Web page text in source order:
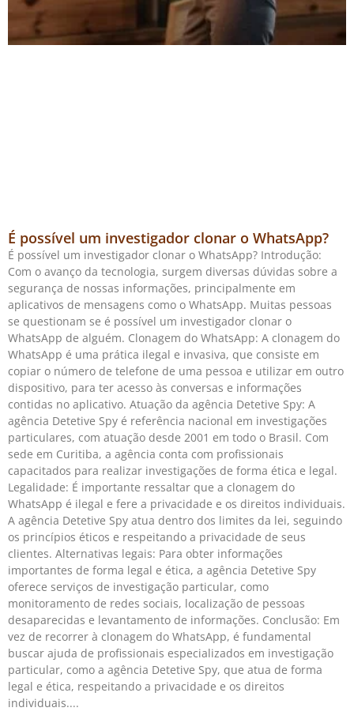
É possível um investigador clonar o WhatsApp?
É possível um investigador clonar o WhatsApp? Introdução:
Com o avanço da tecnologia, surgem diversas dúvidas sobre a
segurança de nossas informações, principalmente em
aplicativos de mensagens como o WhatsApp. Muitas pessoas
se questionam se é possível um investigador clonar o
WhatsApp de alguém. Clonagem do WhatsApp: A clonagem do
WhatsApp é uma prática ilegal e invasiva, que consiste em
copiar o número de telefone de uma pessoa e utilizar em outro
dispositivo, para ter acesso às conversas e informações
contidas no aplicativo. Atuação da agência Detetive Spy: A
agência Detetive Spy é referência nacional em investigações
particulares, com atuação desde 2001 em todo o Brasil. Com
sede em Curitiba, a agência conta com profissionais
capacitados para realizar investigações de forma ética e legal.
Legalidade: É importante ressaltar que a clonagem do
WhatsApp é ilegal e fere a privacidade e os direitos individuais.
A agência Detetive Spy atua dentro dos limites da lei, seguindo
os princípios éticos e respeitando a privacidade de seus
clientes. Alternativas legais: Para obter informações
importantes de forma legal e ética, a agência Detetive Spy
oferece serviços de investigação particular, como
monitoramento de redes sociais, localização de pessoas
desaparecidas e levantamento de informações. Conclusão: Em
vez de recorrer à clonagem do WhatsApp, é fundamental
buscar ajuda de profissionais especializados em investigação
particular, como a agência Detetive Spy, que atua de forma
legal e ética, respeitando a privacidade e os direitos
individuais.